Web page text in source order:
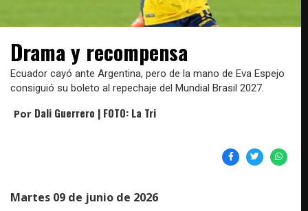
Drama y recompensa
Ecuador cayó ante Argentina, pero de la mano de Eva Espejo
consiguió su boleto al repechaje del Mundial Brasil 2027.
Por Dali Guerrero | FOTO: La Tri
Martes 09 de junio de 2026